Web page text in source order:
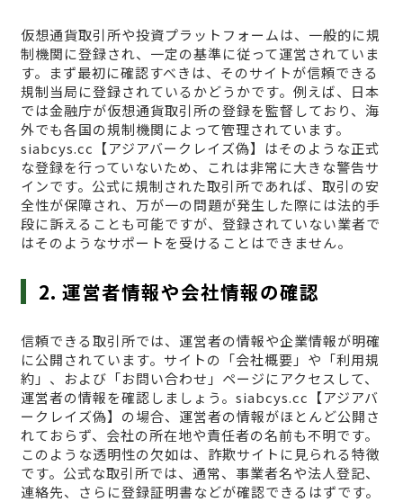
仮想通貨取引所や投資プラットフォームは、一般的に規
制機関に登録され、一定の基準に従って運営されていま
す。まず最初に確認すべきは、そのサイトが信頼できる
規制当局に登録されているかどうかです。例えば、日本
では金融庁が仮想通貨取引所の登録を監督しており、海
外でも各国の規制機関によって管理されています。
siabcys.cc【アジアバークレイズ偽】はそのような正式
な登録を行っていないため、これは非常に大きな警告サ
インです。公式に規制された取引所であれば、取引の安
全性が保障され、万が一の問題が発生した際には法的手
段に訴えることも可能ですが、登録されていない業者で
はそのようなサポートを受けることはできません。
2. 運営者情報や会社情報の確認
信頼できる取引所では、運営者の情報や企業情報が明確
に公開されています。サイトの「会社概要」や「利用規
約」、および「お問い合わせ」ページにアクセスして、
運営者の情報を確認しましょう。siabcys.cc【アジアバ
ークレイズ偽】の場合、運営者の情報がほとんど公開さ
れておらず、会社の所在地や責任者の名前も不明です。
このような透明性の欠如は、詐欺サイトに見られる特徴
です。公式な取引所では、通常、事業者名や法人登記、
連絡先、さらに登録証明書などが確認できるはずです。